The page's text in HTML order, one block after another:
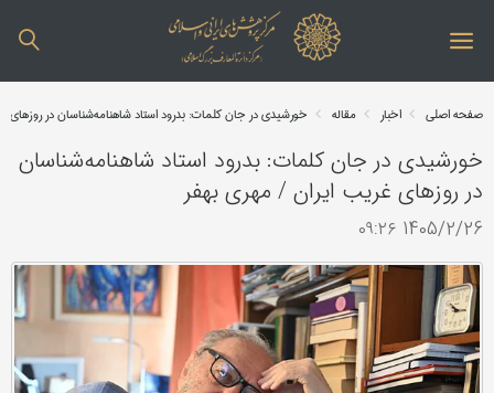
صفحه اصلی اخبار مقاله خورشیدی در جان کلمات: بدرود استاد شاهنامه‌شناسان در
خورشیدی در جان کلمات: بدرود استاد شاهنامه‌شناسان
در روزهای غریب ایران / مهری بهفر
1405/2/26 ۰۹:۲۶